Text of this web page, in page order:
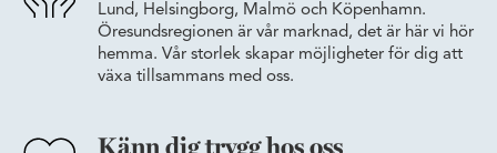
Lund, Helsingborg, Malmö och Köpenhamn.
Öresundsregionen är vår marknad, det är här vi hör
hemma. Vår storlek skapar möjligheter för dig att
växa tillsammans med oss.